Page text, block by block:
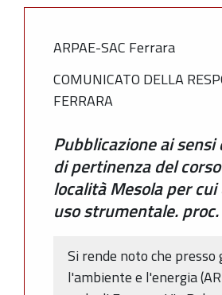
ARPAE-SAC Ferrara
COMUNICATO DELLA
FERRARA
Pubblicazione ai
di pertinenza del
località Mesola per
uso strumentale.
Si rende noto che
l'ambiente e l'energia